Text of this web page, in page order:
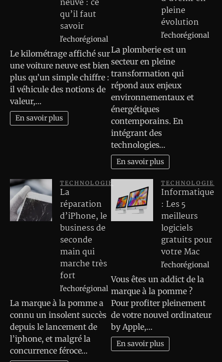
qu’il faut
savoir
l'echorégional
Le kilométrage affiché sur
une voiture neuve est bien
plus qu’un simple chiffre :
il véhicule des notions de
valeur,…
En savoir plus
pleine
évolution
l'echorégional
La plomberie est un
secteur en pleine
transformation qui
répond aux enjeux
environnementaux et
énergétiques
contemporains. En
intégrant des
technologies…
En savoir plus
TECHNOLOGIE
La
réparation
d’iPhone, le
business de
seconde
main qui
marche très
fort
l'echorégional
La marque à la pomme a
connu un insolent succès
depuis le lancement de
l’iphone, et malgré la
concurrence féroce…
TECHNOLOGIE
Informatique
: Les 5
meilleurs
logiciels
gratuits pour
votre Mac
l'echorégional
Vous êtes un addict de la
marque à la pomme ?
Pour profiter pleinement
de votre nouvel ordinateur
by Apple,…
En savoir plus